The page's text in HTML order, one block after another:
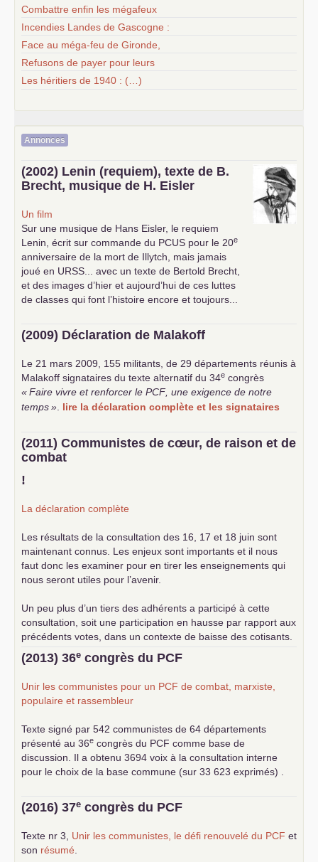
Combattre enfin les mégafeux
Incendies Landes de Gascogne :
Face au méga-feu de Gironde,
Refusons de payer pour leurs
Les héritiers de 1940 : (…)
Annonces
(2002) Lenin (requiem), texte de B.
Brecht, musique de H. Eisler
Un film
Sur une musique de Hans Eisler, le requiem
Lenin, écrit sur commande du PCUS pour le 20e
anniversaire de la mort de Illytch, mais jamais
joué en URSS... avec un texte de Bertold Brecht,
et des images d’hier et aujourd’hui de ces luttes
de classes qui font l’histoire encore et toujours...
(2009) Déclaration de Malakoff
Le 21 mars 2009, 155 militants, de 29 départements réunis à
Malakoff signataires du texte alternatif du 34e congrès
«Faire vivre et renforcer le PCF, une exigence de notre
temps». lire la déclaration complète et les signataires
(2011) Communistes de cœur, de raison et de
combat
!
La déclaration complète
Les résultats de la consultation des 16, 17 et 18 juin sont
maintenant connus. Les enjeux sont importants et il nous
faut donc les examiner pour en tirer les enseignements qui
nous seront utiles pour l’avenir.
Un peu plus d’un tiers des adhérents a participé à cette
consultation, soit une participation en hausse par rapport aux
précédents votes, dans un contexte de baisse des cotisants.
... lire la suite
(2013) 36e congrès du PCF
Unir les communistes pour un PCF de combat, marxiste,
populaire et rassembleur
Texte signé par 542 communistes de 64 départements
présenté au 36e congrès du PCF comme base de
discussion. Il a obtenu 3694 voix à la consultation interne
pour le choix de la base commune (sur 33 623 exprimés) .
(2016) 37e congrès du PCF
Texte nr 3, Unir les communistes, le défi renouvelé du PCF et
son résumé.